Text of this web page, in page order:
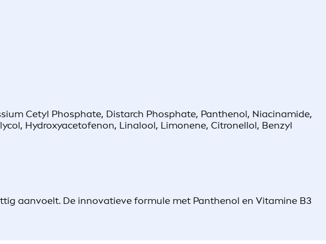
Cetyl Phosphate, Distarch Phosphate, Panthenol, Niacinamide,
Hydroxyacetofenon, Linalool, Limonene, Citronellol, Benzyl
aanvoelt. De innovatieve formule met Panthenol en Vitamine B3